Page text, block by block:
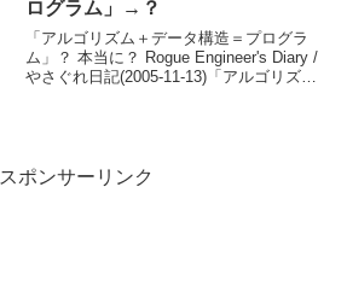
ログラム」→？
「アルゴリズム＋データ構造＝プログラ
ム」？ 本当に？ Rogue Engineer's Diary /
やさぐれ日記(2005-11-13)「アルゴリズム
スポンサーリンク